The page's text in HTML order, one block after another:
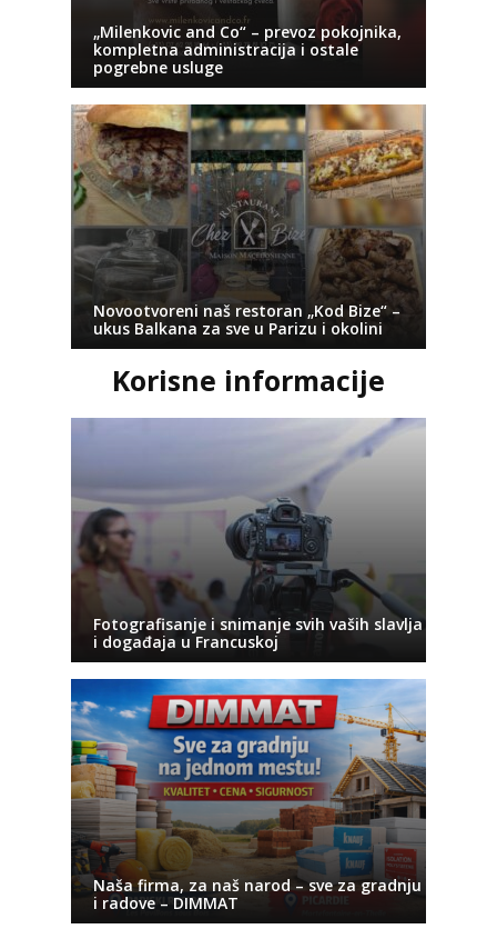
„Milenkovic and Co“ – prevoz pokojnika,
kompletna administracija i ostale
pogrebne usluge
Novootvoreni naš restoran „Kod Bize“ –
ukus Balkana za sve u Parizu i okolini
Korisne informacije
Fotografisanje i snimanje svih vaših slavlja
i događaja u Francuskoj
Naša firma, za naš narod – sve za gradnju
i radove – DIMMAT